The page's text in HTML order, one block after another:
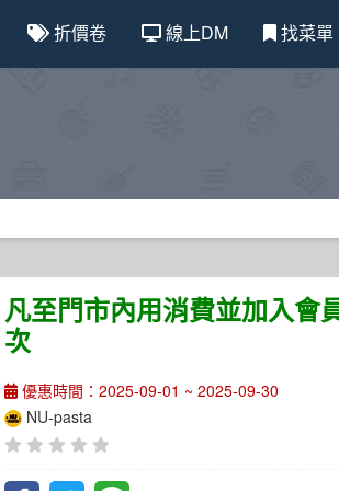
折價卷 線上DM 找菜單
凡至門市內用消費並加入會
次
優惠時間：2025-09-01 ~ 2025-09-30
NU-pasta